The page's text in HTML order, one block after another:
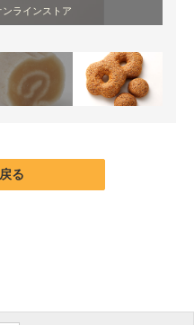
ラインストア
る